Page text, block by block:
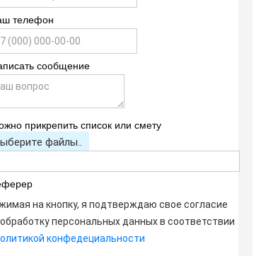
телефон
сообщение
прикрепить список или смету
файлы..
на кнопку, я подтверждаю свое согласие
персональных данных в соответствии
конфедециальности